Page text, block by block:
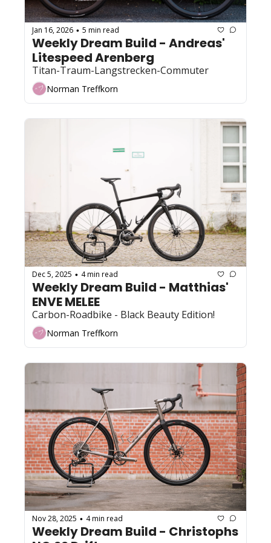
Jan 16, 2026 • 5 min read
Weekly Dream Build - Andreas'
Litespeed Arenberg
Titan-Traum-Langstrecken-Commuter
Norman Treffkorn
Dec 5, 2025 • 4 min read
Weekly Dream Build - Matthias'
ENVE MELEE
Carbon-Roadbike - Black Beauty Edition!
Norman Treffkorn
Nov 28, 2025 • 4 min read
Weekly Dream Build - Christophs